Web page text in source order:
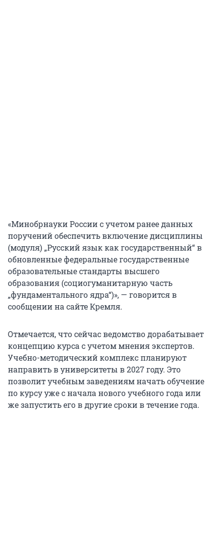
«Минобрнауки России с учетом ранее данных
поручений обеспечить включение дисциплины
(модуля) „Русский язык как государственный“ в
обновленные федеральные государственные
образовательные стандарты высшего
образования (социогуманитарную часть
„фундаментального ядра“)», — говорится в
сообщении на сайте Кремля.
Отмечается, что сейчас ведомство дорабатывает
концепцию курса с учетом мнения экспертов.
Учебно-методический комплекс планируют
направить в университеты в2027 году. Это
позволит учебным заведениям начать обучение
по курсу уже с начала нового учебного года или
же запустить его в другие сроки в течение года.